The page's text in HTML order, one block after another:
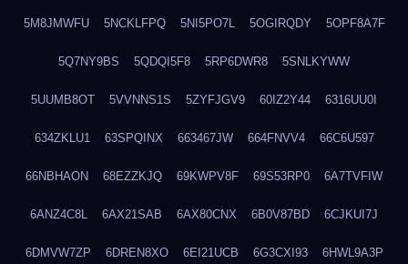
5M8JMWFU 5NCKLFPQ 5NI5PO7L 5OGIRQDY 5OPF8A7F
5Q7NY9BS 5QDQI5F8 5RP6DWR8 5SNLKYWW
5UUMB8OT 5VVNNS1S 5ZYFJGV9 60IZ2Y44 6316UU0I
634ZKLU1 63SPQINX 663467JW 664FNVV4 66C6U597
66NBHAON 68EZZKJQ 69KWPV8F 69S53RP0 6A7TVFIW
6ANZ4C8L 6AX21SAB 6AX80CNX 6B0V87BD 6CJKUI7J
6DMVW7ZP 6DREN8XO 6EI21UCB 6G3CXI93 6HWL9A3P